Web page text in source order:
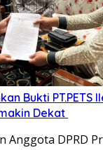
Bukti PT.PETS
Dekat
Anggota DPRD